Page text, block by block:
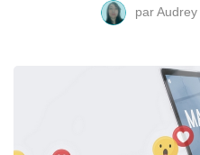
parAudrey